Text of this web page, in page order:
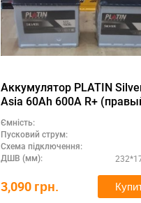
Аккумулятор PLATIN
Asia 60Ah 600A R+
Ємність:
Пусковий струм:
Схема підключення:
ДШВ (мм):
3,090 грн.